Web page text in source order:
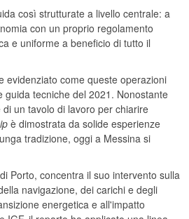
così strutturate a livello centrale: a
con un proprio regolamento
e uniforme a beneficio di tutto il
evidenziato come queste operazioni
tecniche del 2021. Nonostante
un tavolo di lavoro per chiarire
è dimostrata da solide esperienze
tradizione, oggi a Messina si
Porto, concentra il suo intervento sulla
navigazione, dei carichi e degli
energetica e all'impatto